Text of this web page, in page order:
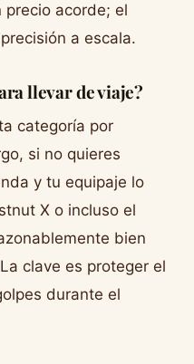
acorde; el
a escala.
llevar de viaje?
categoría por
si no quieres
y tu equipaje lo
X o incluso el
bien
clave es proteger el
durante el